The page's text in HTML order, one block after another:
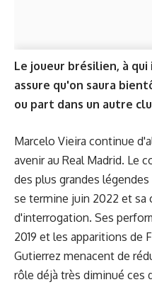
Le joueur brésilien, à
assure qu'on saura
ou part dans un autre
Marcelo Vieira continue
avenir au Real Madrid. Le
des plus grandes
se termine juin 2022 et
d'interrogation. Ses
2019 et les apparitions de
Gutierrez menacent de
rôle déjà très diminué ces